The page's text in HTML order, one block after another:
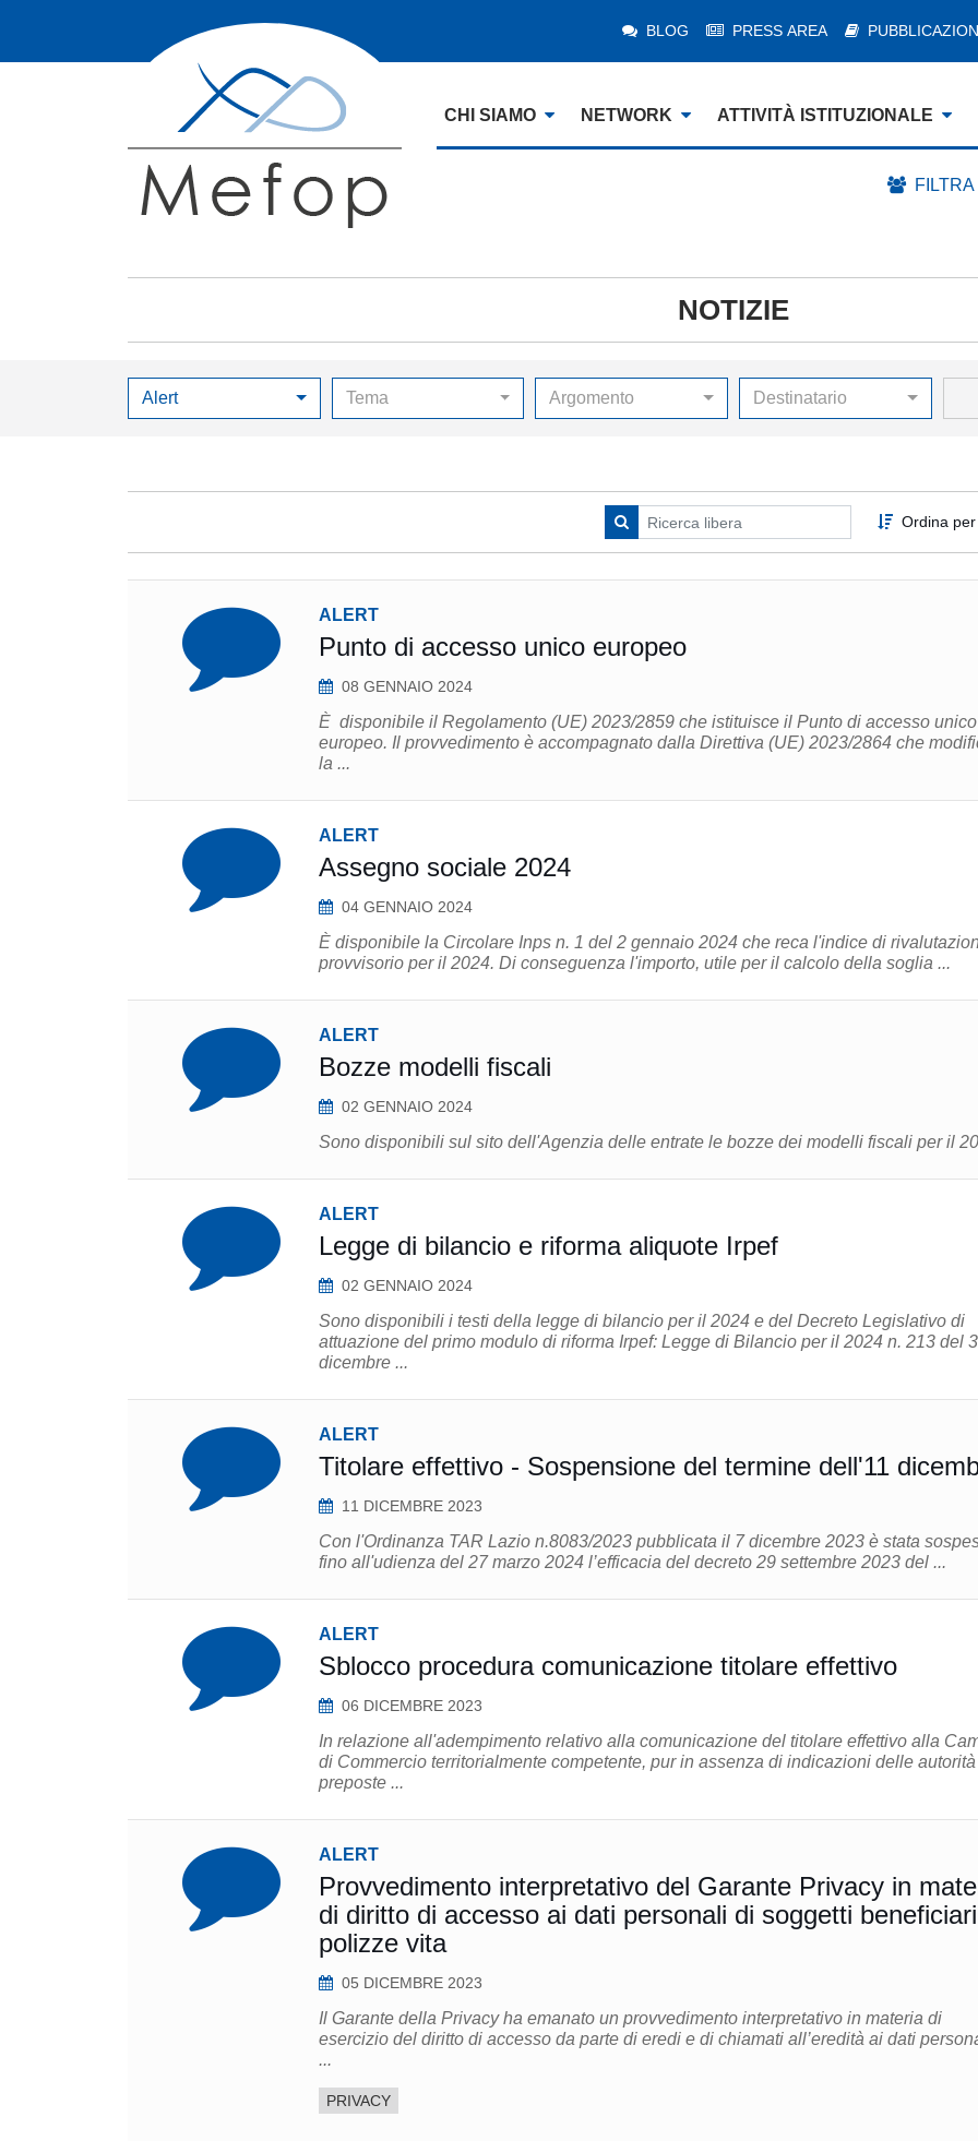
BLOG PRESS AREA
CHI SIAMO NETWORK ATTIVITÀ ISTITUZIONALE
NOTIZIE
Alert Tema Argomento Destinatario
Ordina
ALERT
Punto di accesso unico europeo
08 GENNAIO 2024
È disponibile il Regolamento (UE) 2023/2859 che istituisce il Punto di accesso unico
europeo. Il provvedimento è accompagnato dalla Direttiva (UE) 2023/2864 che modifica
la ...
ALERT
Assegno sociale 2024
04 GENNAIO 2024
È disponibile la Circolare Inps n. 1 del 2 gennaio 2024 che reca l'indice di
provvisorio per il 2024. Di conseguenza l'importo, utile per il calcolo della soglia ...
ALERT
Bozze modelli fiscali
02 GENNAIO 2024
Sono disponibili sul sito dell'Agenzia delle entrate le bozze dei modelli fiscali per il
ALERT
Legge di bilancio e riforma aliquote Irpef
02 GENNAIO 2024
Sono disponibili i testi della legge di bilancio per il 2024 e del Decreto Legislativo di
attuazione del primo modulo di riforma Irpef: Legge di Bilancio per il 2024 n. 213 del 30
dicembre ...
ALERT
Titolare effettivo - Sospensione del termine dell'11
11 DICEMBRE 2023
Con l'Ordinanza TAR Lazio n.8083/2023 pubblicata il 7 dicembre 2023 è stata
fino all'udienza del 27 marzo 2024 l’efficacia del decreto 29 settembre 2023 del ...
ALERT
Sblocco procedura comunicazione titolare effettivo
06 DICEMBRE 2023
In relazione all'adempimento relativo alla comunicazione del titolare effettivo alla
di Commercio territorialmente competente, pur in assenza di indicazioni delle autorità
preposte ...
ALERT
Provvedimento interpretativo del Garante Privacy in
di diritto di accesso ai dati personali di soggetti
polizze vita
05 DICEMBRE 2023
Il Garante della Privacy ha emanato un provvedimento interpretativo in materia di
esercizio del diritto di accesso da parte di eredi e di chiamati all’eredità ai dati
...
PRIVACY